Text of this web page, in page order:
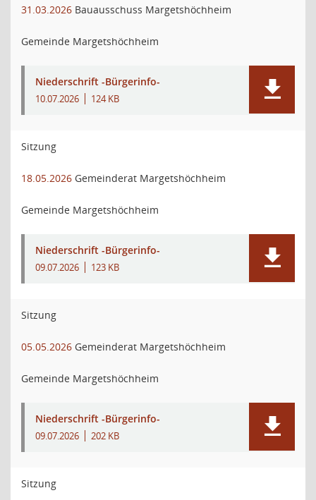
31.03.2026 Bauausschuss Margetshöchheim
Gemeinde Margetshöchheim
Niederschrift -Bürgerinfo-
10.07.2026 124 KB
Sitzung
18.05.2026 Gemeinderat Margetshöchheim
Gemeinde Margetshöchheim
Niederschrift -Bürgerinfo-
09.07.2026 123 KB
Sitzung
05.05.2026 Gemeinderat Margetshöchheim
Gemeinde Margetshöchheim
Niederschrift -Bürgerinfo-
09.07.2026 202 KB
Sitzung